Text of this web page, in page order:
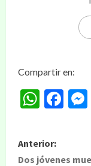
Compartir en:
Anterior:
Dos jóvenes